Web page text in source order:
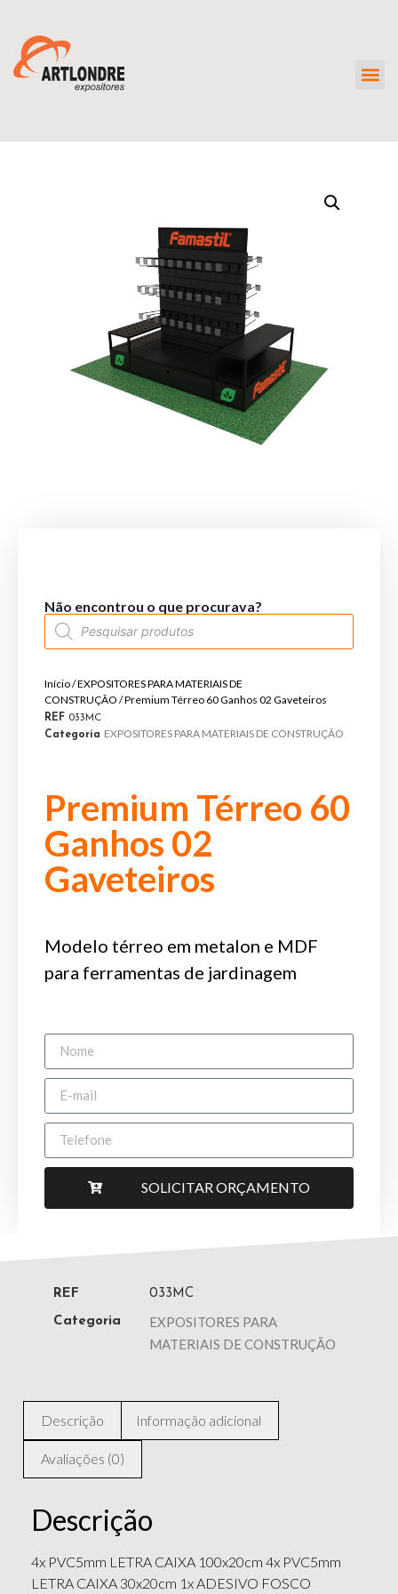
Não encontrou o que procurava?
Início/EXPOSITORES PARA MATERIAIS DE
CONSTRUÇÃO / Premium Térreo 60 Ganhos 02 Gaveteiros
REF 033MC
Categoria EXPOSITORES PARA MATERIAIS DE CONSTRUÇÃO
Premium Térreo 60
Ganhos 02
Gaveteiros
Modelo térreo em metalon e MDF
para ferramentas de jardinagem
SOLICITAR ORÇAMENTO
REF 033MC
Categoria
EXPOSITORES PARA
MATERIAIS DE CONSTRUÇÃO
Descrição Informação adicional
Avaliações (0)
Descrição
4x PVC5mm LETRA CAIXA 100x20cm 4x PVC5mm
LETRA CAIXA 30x20cm 1x ADESIVO FOSCO